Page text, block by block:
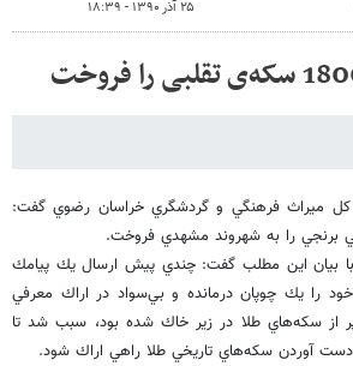
۲۵ آذر ۱۳۹۰ - ۱۸:۳۹
كل ميراث فرهنگي و گردشگري خراسان رضوي گفت:
اين مطلب گفت: چندي پيش ارسال يك پيامك
را يك چوپان درمانده و بي‌سواد در اراك معرفي
از سكه‌هاي طلا در زير خاك شده بود، سبب شد تا
آوردن سكه‌هاي تاريخي طلا راهي اراك شود.